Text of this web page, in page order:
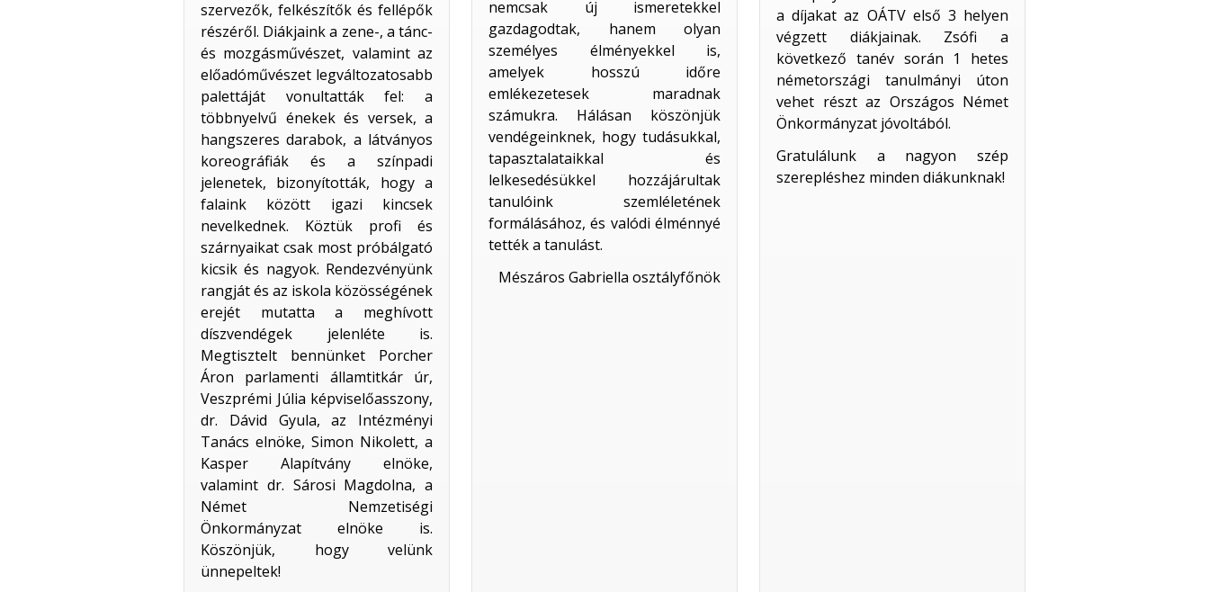
szervezők, felkészítők és fellépők
részéről. Diákjaink a zene-, a tánc-
és mozgásművészet, valamint az
előadóművészet legváltozatosabb
palettáját vonultatták fel: a
többnyelvű énekek és versek, a
hangszeres darabok, a látványos
koreográfiák és a színpadi
jelenetek, bizonyították, hogy a
falaink között igazi kincsek
nevelkednek. Köztük profi és
szárnyaikat csak most próbálgató
kicsik és nagyok. Rendezvényünk
rangját és az iskola közösségének
erejét mutatta a meghívott
díszvendégek jelenléte is.
Megtisztelt bennünket Porcher
Áron parlamenti államtitkár úr,
Veszprémi Júlia képviselőasszony,
dr. Dávid Gyula, az Intézményi
Tanács elnöke, Simon Nikolett, a
Kasper Alapítvány elnöke,
valamint dr. Sárosi Magdolna, a
Német Nemzetiségi
Önkormányzat elnöke is.
Köszönjük, hogy velünk
ünnepeltek!
nemcsak új ismeretekkel
gazdagodtak, hanem olyan
személyes élményekkel is,
amelyek hosszú időre
emlékezetesek maradnak
számukra. Hálásan köszönjük
vendégeinknek, hogy tudásukkal,
tapasztalataikkal és
lelkesedésükkel hozzájárultak
tanulóink szemléletének
formálásához, és valódi élménnyé
tették a tanulást.
Mészáros Gabriella osztályfőnök
a díjakat az OÁTV első 3 helyen
végzett diákjainak. Zsófi a
következő tanév során 1 hetes
németországi tanulmányi úton
vehet részt az Országos Német
Önkormányzat jóvoltából.
Gratulálunk a nagyon szép
szerepléshez minden diákunknak!